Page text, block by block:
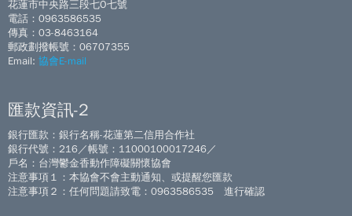
花蓮市中央路三段七O七號
電話：0963586535
傳真：03-8463164
郵政劃撥帳號：06707355
Email: 協會E-mail
匯款資訊-2
銀行匯款：銀行名稱-花蓮第二信用合作社
銀行代號：216／帳號：11000100017246／
戶名：台灣鬱金香動作障礙關懷協會
注意事項１：本協會不會主動通知、或提醒您匯款
注意事項２：任何問題請致電：0963586535 進行確認